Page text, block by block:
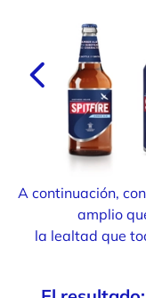
A continuación,
amplio
la lealtad que